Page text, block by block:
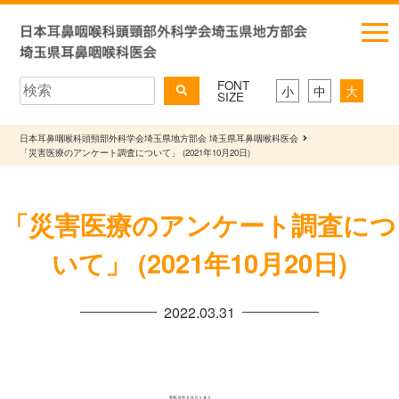
FONT
SIZE 小 中 大
日本耳鼻咽喉科頭頸部外科学会埼玉県地方部会 埼玉県耳鼻咽喉科医会
「災害医療のアンケート調査について」 (2021年10月20日)
「災害医療のアンケート調査につ
いて」 (2021年10月20日)
2022.03.31